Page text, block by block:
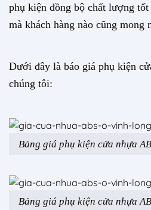
phụ kiện đồng bộ chất lượng
mà khách hàng nào cũng mong
Dưới đây là báo giá phụ kiện
chúng tôi:
Bảng giá phụ kiện cửa nhựa
Bảng giá phụ kiện cửa nhựa